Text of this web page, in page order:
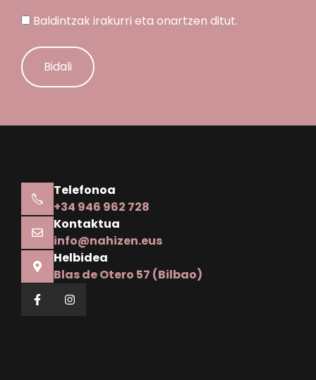
Baldintzak irakurri eta onartzen ditut.
Telefonoa
+34 946 962 728
Kontaktua
info@nahizen.eus
Helbidea
Blas de Otero 57 (Bilbao)